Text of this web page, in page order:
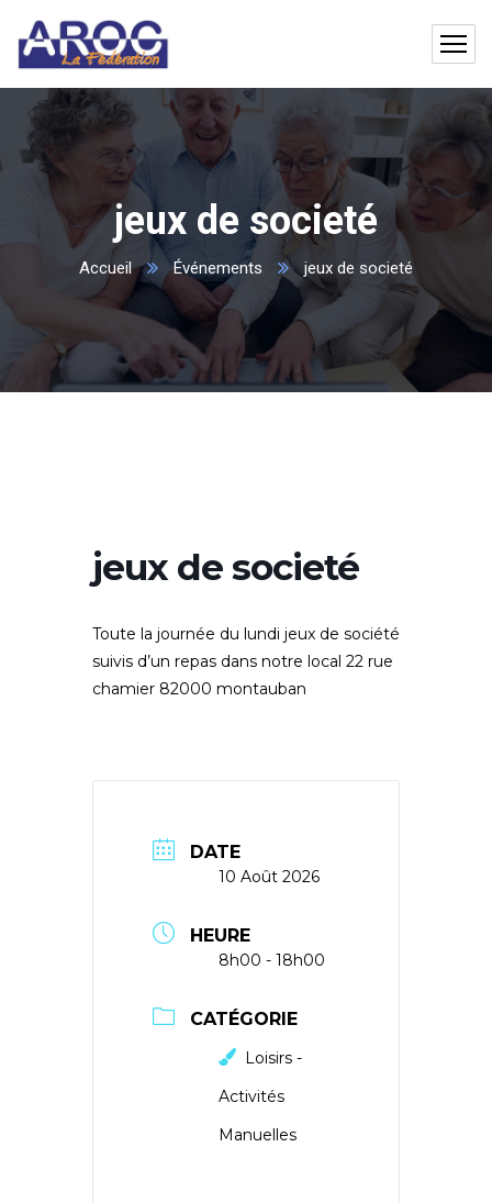
jeux de societé
Accueil Événements jeux de societé
jeux de societé
Toute la journée du lundi jeux de société
suivis d’un repas dans notre local 22 rue
chamier 82000 montauban
DATE
10 Août 2026
HEURE
8h00 - 18h00
CATÉGORIE
Loisirs -
Activités
Manuelles